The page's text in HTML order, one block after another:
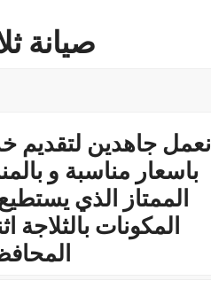
صيانة
نعمل جاهدين لتقديم
باسعار مناسبة و
الممتاز الذي
المكونات